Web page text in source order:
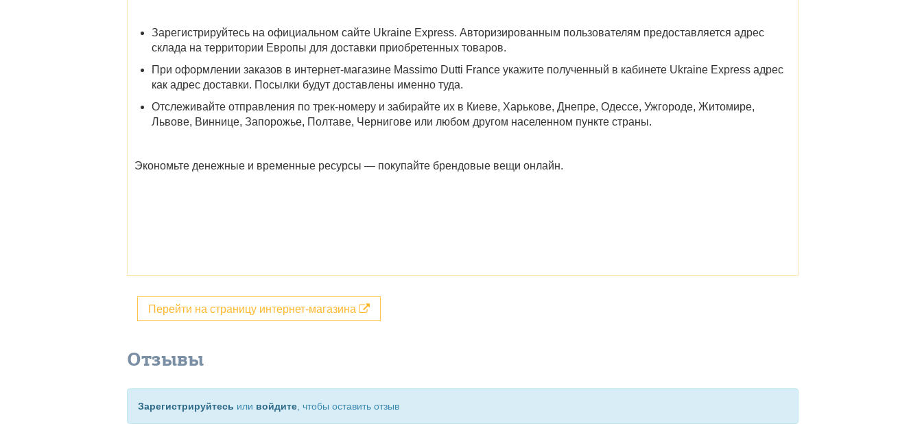
Зарегистрируйтесь на официальном сайте Ukraine Express. Авторизированным пользователям предоставляется адрес
склада на территории Европы для доставки приобретенных товаров.
При оформлении заказов в интернет-магазине Massimo Dutti France укажите полученный в кабинете Ukraine Express адрес
как адрес доставки. Посылки будут доставлены именно туда.
Отслеживайте отправления по трек-номеру и забирайте их в Киеве, Харькове, Днепре, Одессе, Ужгороде, Житомире,
Львове, Виннице, Запорожье, Полтаве, Чернигове или любом другом населенном пункте страны.
Экономьте денежные и временные ресурсы — покупайте брендовые вещи онлайн.
Перейти на страницу интернет-магазина
Отзывы
Зарегистрируйтесь или войдите , чтобы оставить отзыв